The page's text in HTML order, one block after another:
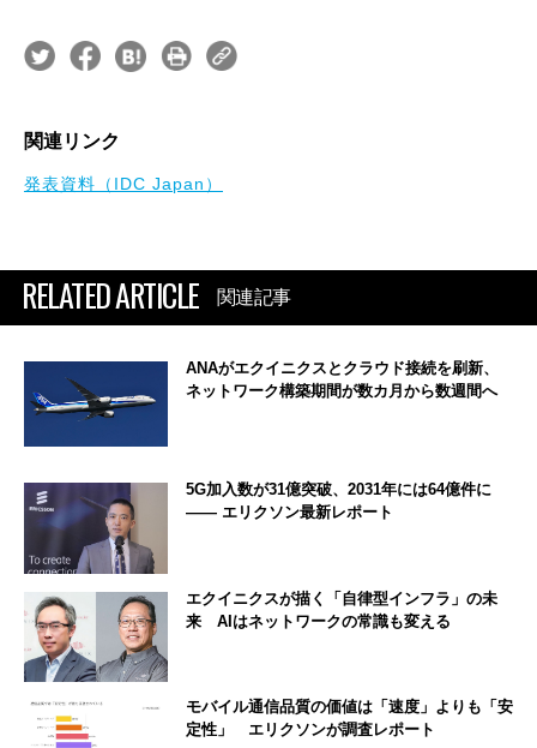
関連リンク
発表資料（IDC Japan）
RELATED ARTICLE 関連記事
ANAがエクイニクスとクラウド接続を刷新、
ネットワーク構築期間が数カ月から数週間へ
5G加入数が31億突破、2031年には64億件に
―― エリクソン最新レポート
エクイニクスが描く「自律型インフラ」の未
来 AIはネットワークの常識も変える
モバイル通信品質の価値は「速度」よりも「安
定性」 エリクソンが調査レポート